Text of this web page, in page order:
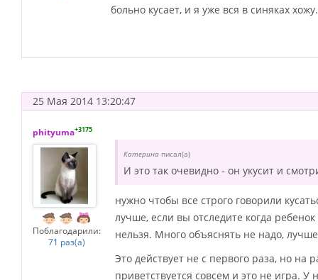
больно кусает, и я уже вся в синяках
25 Мая 2014 13:20:47
phityuma+3175
Поблагодарили:
71 раз(а)
Катерина писал(а)
И это так очевидно - он укусит и
нужно чтобы все строго говорили
лучше, если вы отследите когда
нельзя. Много объяснять не надо,
Это действует не с первого раза, но на
приветствуется совсем и это не игра. У